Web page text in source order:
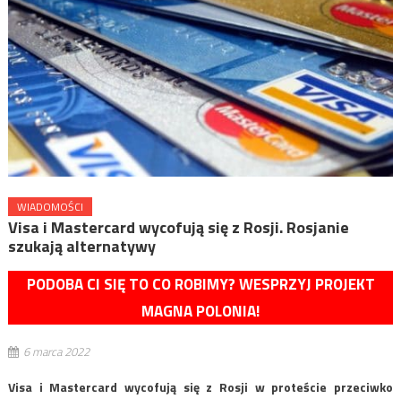
WIADOMOŚCI
Visa i Mastercard wycofują się z Rosji. Rosjanie
szukają alternatywy
PODOBA CI SIĘ TO CO ROBIMY? WESPRZYJ PROJEKT
MAGNA POLONIA!
6 marca 2022
Visa i Mastercard wycofują się z Rosji w proteście przeciwko